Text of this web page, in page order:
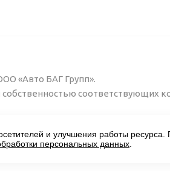
«Авто БАГ Групп».
соответствующих
и улучшения работы
персональных данных